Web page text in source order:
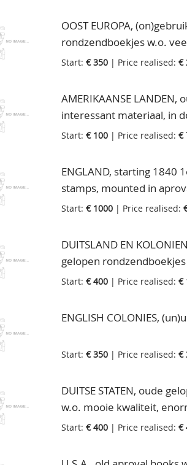
OOST EUROPA,
rondzendboekjes w.o.
Start: € 350 | Price realised: €
AMERIKAANSE
interessant materiaal, in
Start: € 100 | Price realised: €
ENGLAND, starting 1840
stamps, mounted in
£1 Victoria green,
Start: € 1000 | Price realised:
DUITSLAND EN
gelopen
in doos
Start: € 400 | Price realised: €
ENGLISH COLONIES,
Start: € 350 | Price realised: €
DUITSE STATEN, oude
w.o. mooie kwaliteit,
Start: € 400 | Price realised: €